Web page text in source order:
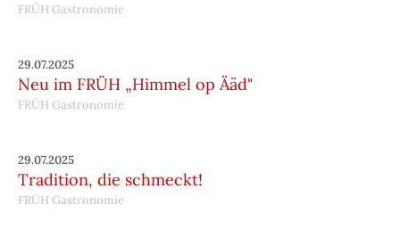
FRÜH Gastronomie
29.07.2025
Neu im FRÜH „Himmel op Ääd"
FRÜH Gastronomie
29.07.2025
Tradition, die schmeckt!
FRÜH Gastronomie